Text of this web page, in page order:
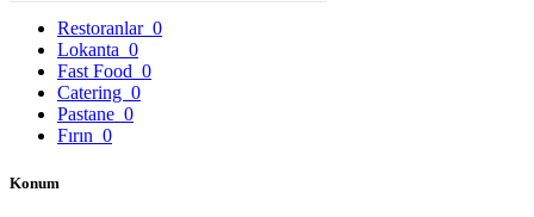
Restoranlar 0
Lokanta 0
Fast Food 0
Catering 0
Pastane 0
Fırın 0
Konum